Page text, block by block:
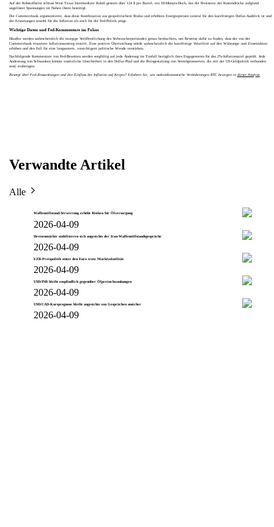
Auf der Rohstoffseite schloss West Texas Intermediate Rohöl gestern über 124 $ pro Barrel, ein 18‑Monats-Hoch, das die Persistenz der Kostendrücke aufgrund
ungelöster Spannungen im Nahen Osten bestätigt.
Die Commerzbank argumentierte, dass diese Kombination aus geopolitischem Risiko und erhöhten Energiepreisen zentral für den kurzfristigen Dollar-Ausblick ist und
die Erwartungen sowohl für die Inflation als auch für die Fed-Politik prägt.
Wichtige Daten und Fed-Kommentare im Fokus
Händler werden wahrscheinlich die morgige Veröffentlichung des Verbraucherpreisindex genau beobachten, um Beweise dafür zu finden, dass der von der
Commerzbank erwartete Inflationsanstieg eintritt. Eine positive Überraschung würde wahrscheinlich die kurzfristige Volatilität auf den Währungs- und Zinsmärkten
erhöhen und den Fall für eine langsamere, vorsichtigere politische Wende verstärken.
Nachfolgende Kommentare von Fed-Beamten werden sorgfältig auf jede Änderung im Tonfall bezüglich ihres Engagements für das 2%-Inflationsziel geprüft. Jede
Andeutung von Schwanken könnte zusätzliche Unsicherheit in den Dollar-Pfad und die Preisgestaltung von Vermögenswerten, die mit der US-Geldpolitik verbunden
sind, einbringen.
Besorgt über Fed-Zinssenkungen und den Einfluss der Inflation auf Krypto? Erfahren Sie, wie makroökonomische Veränderungen BTC bewegen in dieser Analyse.
Verwandte Artikel
Alle
Waffenstillstand-Verwirrung erhöht Risiken für Ölversorgung
2026-04-09
Devisenmärkte stabilisieren sich angesichts der Iran-Waffenstillstandsgespräche
2026-04-09
EZB-Preispolitik stützt den Euro trotz Marktvolatilität
2026-04-09
USD/INR bleibt empfindlich gegenüber Ölpreisschwankungen
2026-04-09
USD/CAD-Kursprognose bleibt angesichts von Gesprächen unsicher
2026-04-09